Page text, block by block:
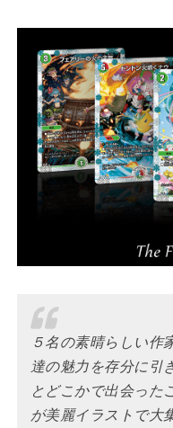
５名の素晴らしい作
達の魅力を存分に引
とどこかで出会った
が美麗イラストで大